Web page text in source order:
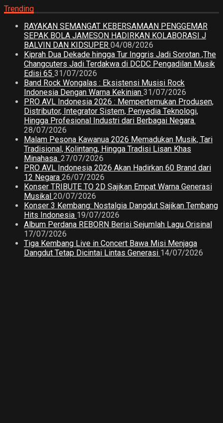
Trending
RAYAKAN SEMANGAT KEBERSAMAAN PENGGEMAR
SEPAK BOLA JAMESON HADIRKAN KOLABORASI J
BALVIN DAN KIDSUPER 04/08/2026
Kiprah Dua Dekade hingga Tur Inggris Jadi Sorotan ,The
Changcuters Jadi Terdakwa di DCDC Pengadilan Musik
Edisi 65 31/07/2026
Band Rock Wongalas : Eksistensi Musisi Rock
Indonesia Dengan Warna Kekinian 31/07/2026
PRO AVL Indonesia 2026 : Mempertemukan Produsen,
Distributor, Integrator Sistem, Penyedia Teknologi,
Hingga Profesional Industri dari Berbagai Negara.
28/07/2026
Malam Pesona Kawanua 2026 Memadukan Musik, Tari
Tradisional, Kolintang, Hingga Tradisi Lisan Khas
Minahasa. 27/07/2026
PRO AVL Indonesia 2026 Akan Hadirkan 60 Brand dari
12 Negara 26/07/2026
Konser TRIBUTE TO 2D Sajikan Empat Warna Generasi
Musikal 20/07/2026
Konser 3 Kembang: Nostalgia Dangdut Sajikan Tembang
Hits Indonesia 19/07/2026
Album Perdana REBORN Berisi Sejumlah Lagu Orisinal
17/07/2026
Tiga Kembang Live in Concert Bawa Misi Menjaga
Dangdut Tetap Dicintai Lintas Generasi 14/07/2026